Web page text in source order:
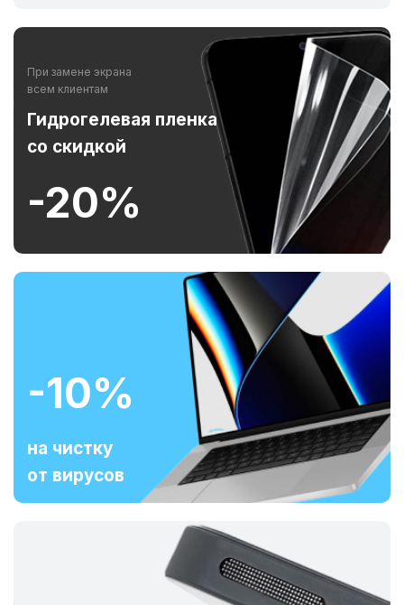
При замене экрана
всем клиентам
Гидрогелевая пленка
со скидкой
-20%
-10%
на чистку
от вирусов